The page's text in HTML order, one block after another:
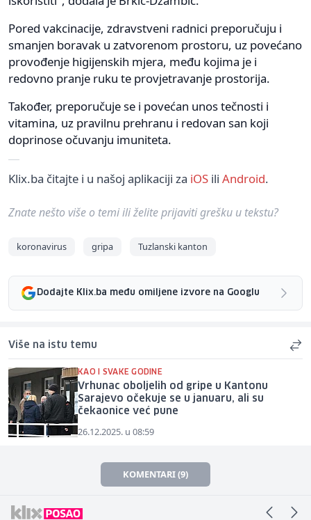
Pored vakcinacije, zdravstveni radnici preporučuju i
smanjen boravak u zatvorenom prostoru, uz povećano
provođenje higijenskih mjera, među kojima je i
redovno pranje ruku te provjetravanje prostorija.
Također, preporučuje se i povećan unos tečnosti i
vitamina, uz pravilnu prehranu i redovan san koji
doprinose očuvanju imuniteta.
Klix.ba čitajte i u našoj aplikaciji za iOS ili Android.
Znate nešto više o temi ili želite prijaviti grešku u tekstu?
koronavirus gripa Tuzlanski kanton
Dodajte Klix.ba među omiljene izvore na Googlu
Više na istu temu
KAO I SVAKE GODINE
Vrhunac oboljelih od gripe u Kantonu
Sarajevo očekuje se u januaru, ali su
čekaonice već pune
26.12.2025. u 08:59
KOMENTARI (9)